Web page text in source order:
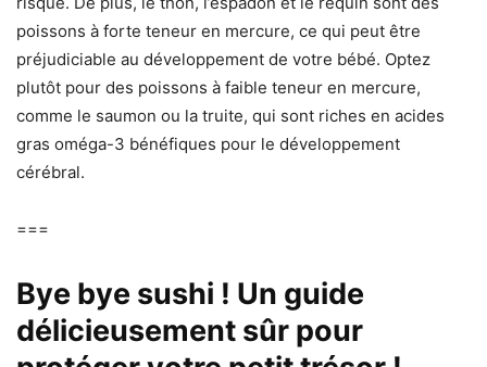
poissons à forte teneur en mercure, ce qui peut être
préjudiciable au développement de votre bébé. Optez
plutôt pour des poissons à faible teneur en mercure,
comme le saumon ou la truite, qui sont riches en acides
gras oméga-3 bénéfiques pour le développement
cérébral.
===
Bye bye sushi ! Un guide
délicieusement sûr pour